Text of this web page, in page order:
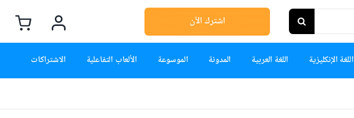
اشترك الآن
اللغة الإنكليزية اللغة العربية المدونة الموسوعة الألعاب التفاعلية الاشتراكات